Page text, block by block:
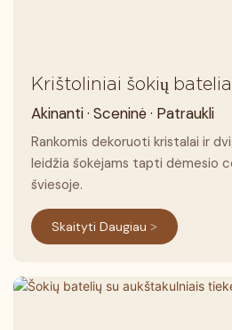
Krištoliniai šokių
Akinanti · Sceninė · Patraukli
Rankomis dekoruoti kristalai ir
leidžia šokėjams tapti dėmesio
šviesoje.
Skaityti Daugiau >